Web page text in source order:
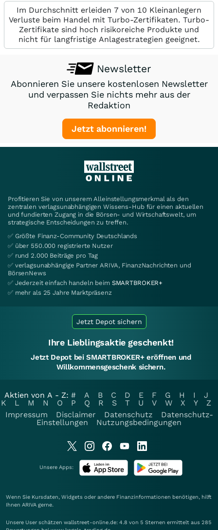
Im Durchschnitt erleiden 7 von 10 Kleinanlegern
Verluste beim Handel mit Turbo-Zertifikaten. Turbo-
Zertifikate sind hoch risikoreiche Produkte und
nicht für langfristige Anlagestrategien geeignet.
Newsletter
Abonnieren Sie unsere kostenlosen Newsletter
und verpassen Sie nichts mehr aus der
Redaktion
Jetzt abonnieren!
Profitieren Sie von unserem Alleinstellungsmerkmal als den
zentralen verlagsunabhängigen Wissens-Hub für einen aktuellen
und fundierten Zugang in die Börsen- und Wirtschaftswelt, um
strategische Entscheidungen zu treffen.
✅ Größte Finanz-Community Deutschlands
✅ über 550.000 registrierte Nutzer
✅ rund 2.000 Beiträge pro Tag
✅ verlagsunabhängige Partner ARIVA, FinanzNachrichten und
BörsenNews
✅ Jederzeit einfach handeln beim SMARTBROKER+
✅ mehr als 25 Jahre Marktpräsenz
Jetzt Depot sichern
Ihre Lieblingsaktie geschenkt!
Jetzt Depot bei SMARTBROKER+ eröffnen und
Willkommensgeschenk sichern.
Aktien von A - Z: # A B C D E F G H I
J
K
L M N O P Q R S T U V W X Y
Z
Impressum
Disclaimer Datenschutz
Datenschutz-
Einstellungen
Nutzungsbedingungen
Unsere Apps:
Wenn Sie Kursdaten, Widgets oder andere Finanzinformationen benötigen, hilft
Ihnen ARIVA gerne.
Unsere User schätzen wallstreet-online.de: 4.8 von 5 Sternen ermittelt aus 285